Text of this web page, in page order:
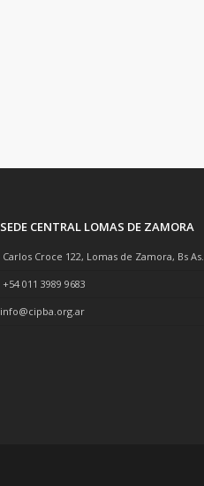
SEDE CENTRAL LOMAS DE ZAMORA
Carlos Croce 122, Lomas de Zamora, Bs As.
+54 011 3989 9683
info@cipba.org.ar